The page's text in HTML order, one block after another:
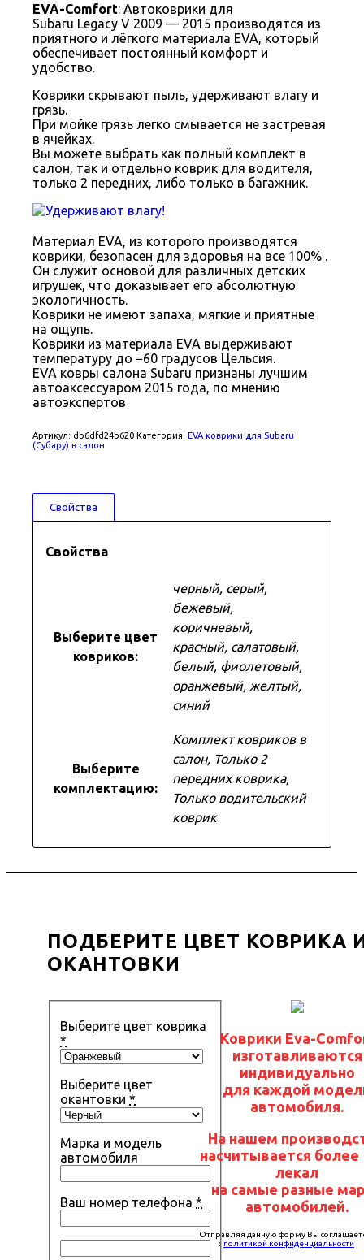
EVA-Comfort: Автоковрики для
Subaru Legacy V 2009 — 2015 производятся из
приятного и лёгкого материала EVA, который
обеспечивает постоянный комфорт и
удобство.
Коврики скрывают пыль, удерживают влагу и
грязь.
При мойке грязь легко смывается не застревая
в ячейках.
Вы можете выбрать как полный комплект в
салон, так и отдельно коврик для водителя,
только 2 передних, либо только в багажник.
Материал EVA, из которого производятся
коврики, безопасен для здоровья на все 100% .
Он служит основой для различных детских
игрушек, что доказывает его абсолютную
экологичность.
Коврики не имеют запаха, мягкие и приятные
на ощупь.
Коврики из материала EVA выдерживают
температуру до −60 градусов Цельсия.
EVA ковры салона Subaru признаны лучшим
автоаксессуаром 2015 года, по мнению
автоэкспертов
Артикул: db6dfd24b620 Категория: EVA коврики для Subaru
(Субару) в салон
Свойства
Свойства
Выберите цвет
ковриков:
черный, серый,
бежевый,
коричневый,
красный, салатовый,
белый, фиолетовый,
оранжевый, желтый,
синий
Выберите
комплектацию:
Комплект ковриков в
салон, Только 2
передних коврика,
Только водительский
коврик
ПОДБЕРИТЕ ЦВЕТ КОВРИКА
ОКАНТОВКИ
Выберите цвет коврика
*
Выберите цвет
окантовки *
Марка и модель
автомобиля
Ваш номер телефона *
Коврики Eva-
изготавливаются
индивидуально
для каждой
автомобиля.
На нашем
насчитывается более
лекал
на самые разные
автомобилей.
Отправляя данную форму Вы
с политикой конфиденциальности